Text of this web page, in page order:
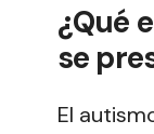
¿Qué
se
El